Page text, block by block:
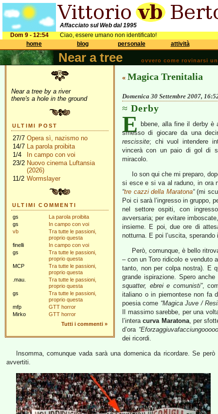
Affacciato sul Web dal 1995
Dom 9 - 12:54
Ciao, essere umano non identificato!
home
blog personale attività
Near a tree ovvero come rovinarsi
Near a tree by a river
there's a hole in the ground
ULTIMI POST
27/7 Opera sì, nazismo no
14/7 La parola proibita
1/4
In campo con voi
23/2 Nuovo cinema Luftansia
(2026)
11/2 Wormslayer
ULTIMI COMMENTI
gs
La parola proibita
gs
In campo con voi
vb
Tra tutte le passioni,
proprio questa
finelli
In campo con voi
gs
Tra tutte le passioni,
proprio questa
MCP
Tra tutte le passioni,
proprio questa
.mau.
Tra tutte le passioni,
proprio questa
gs
Tra tutte le passioni,
proprio questa
mfp
GTT horror
Mirko
GTT horror
Tutti i commenti »
« Magica Trenitalia
Domenica 30 Settembre 2007,
Derby
E
bbene, alla fine il derby è
smesso di giocare da una
rescissite; chi vuol intendere
vincerà con un paio di gol di
miracolo.
Io son qui che mi preparo,
si esce e si va al raduno, in ora
“tre cazzi della Maratona“(mi
Poi ci sarà l’ingresso in gruppo,
nel settore ospiti, con
avversaria; per evitare
insieme. E poi, due ore di
notturna. E poi l’uscita,
Però, comunque, è bello
– con un Toro ridicolo e venduto
tanto, non per colpa nostra). E
grande ispirazione. Spero
squatter, ebrei e comunisti”,
italiano o in piemontese non fa
poesia come “Magica Juve /
Il massimo sarebbe, per una
l’interacurva Maratona, per
d’ora
dei ricordi.
Insomma, comunque vada sarà una domenica da ricordare. Se
avvertiti.